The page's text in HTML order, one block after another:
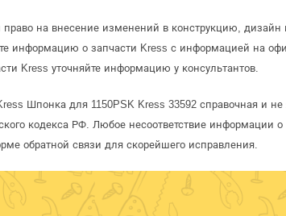
право на внесение изменений в конструкцию,
информацию о запчасти Kress с информацией на
Kress уточняйте информацию у консультантов.
Шпонка для 1150PSK Kress 33592 справочная и
кодекса РФ. Любое несоответствие информации
обратной связи для скорейшего исправления.